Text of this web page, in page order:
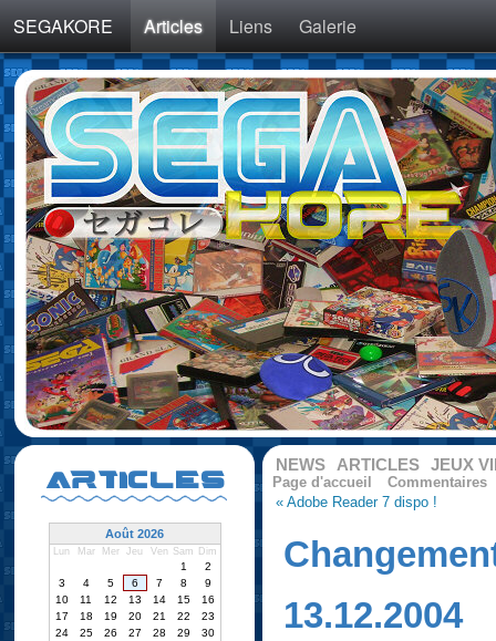
SEGAKORE Articles Liens Galerie
NEWS ARTICLES JEUX
Page d'accueil
Commentaires
« Adobe Reader 7 dispo !
13.12.2004
ARTICLES
Août 2026
Lun Mar Mer Jeu Ven Sam Dim
1
2
3
4 5 6 7 8
9
10
11 12 13 14 15
16
17
18 19 20 21 22
23
24
25 26 27 28 29
30